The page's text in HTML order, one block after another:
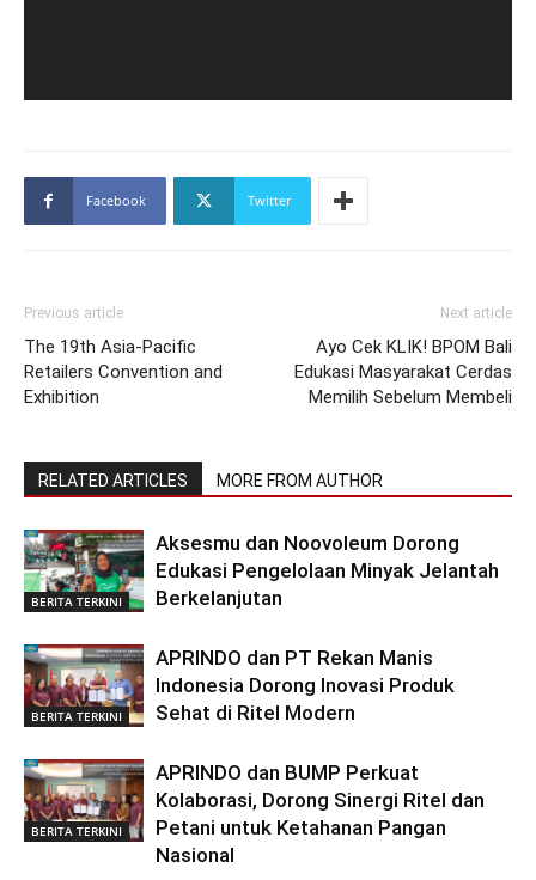
Facebook Twitter
Previous article
The 19th Asia-Pacific
Retailers Convention and
Exhibition
Next article
Ayo Cek KLIK! BPOM Bali
Edukasi Masyarakat Cerdas
Memilih Sebelum Membeli
RELATED ARTICLES MORE FROM AUTHOR
BERITA TERKINI
Aksesmu dan Noovoleum Dorong
Edukasi Pengelolaan Minyak Jelantah
Berkelanjutan
BERITA TERKINI
APRINDO dan PT Rekan Manis
Indonesia Dorong Inovasi Produk
Sehat di Ritel Modern
BERITA TERKINI
APRINDO dan BUMP Perkuat
Kolaborasi, Dorong Sinergi Ritel dan
Petani untuk Ketahanan Pangan
Nasional